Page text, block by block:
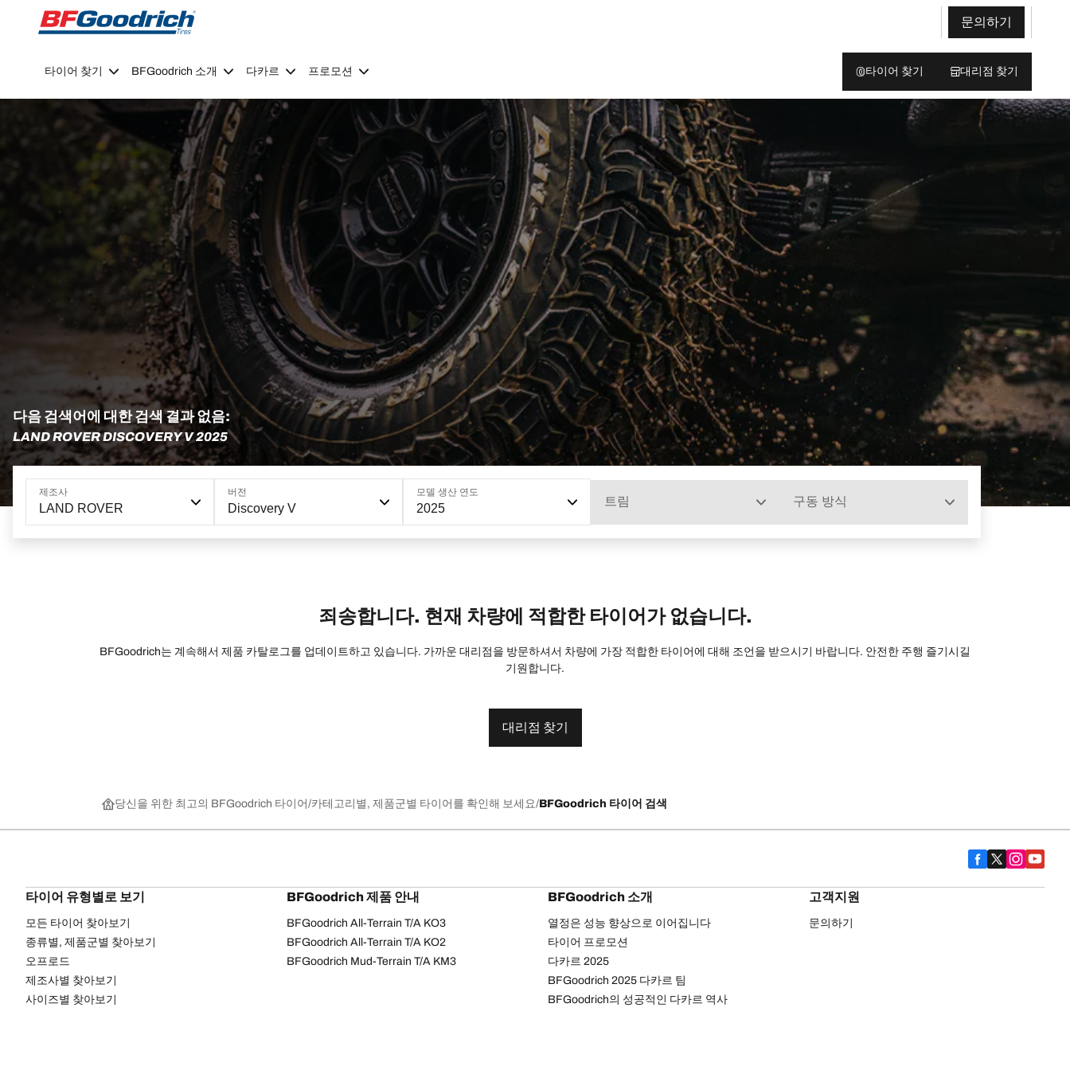
Go to page content
Go to page navigation
문의하기
타이어 찾기 BFGoodrich 소개 다카르 프로모션 타이어 찾기 대리점 찾기
다음 검색어에 대한 검색 결과 없음:
LAND ROVER DISCOVERY V 2025
제조사
LAND ROVER
버전
Discovery V
모델 생산 연도
2025
트림 구동 방식
죄송합니다. 현재 차량에 적합한 타이어가 없습니다.
BFGoodrich는 계속해서 제품 카탈로그를 업데이트하고 있습니다. 가까운 대리점을 방문하셔서 차량에 가장 적합한 타이어에 대해 조언을 받으시기 바랍니다. 안전한 주행 즐기시길
기원합니다.
대리점 찾기
당신을 위한 최고의 BFGoodrich 타이어 카테고리별, 제품군별 타이어를 확인해 보세요 BFGoodrich 타이어 검색
타이어 유형별로 보기
모든 타이어 찾아보기
종류별, 제품군별 찾아보기
오프로드
제조사별 찾아보기
사이즈별 찾아보기
BFGoodrich 제품 안내
BFGoodrich All-Terrain T/A KO3
BFGoodrich All-Terrain T/A KO2
BFGoodrich Mud-Terrain T/A KM3
BFGoodrich 소개
열정은 성능 향상으로 이어집니다
타이어 프로모션
다카르 2025
BFGoodrich 2025 다카르 팀
BFGoodrich의 성공적인 다카르 역사
고객지원
문의하기